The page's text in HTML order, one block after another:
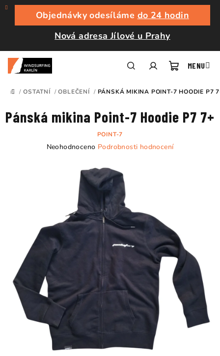
Přejít
obsah
Objednávky odesíláme do 24 hodin
Nová adresa Jílové u Prahy
košík
DOMŮ
/ OSTATNÍ / OBLEČENÍ / PÁNSKÁ MIKINA POINT-7 HOODIE P7
Pánská mikina Point-7 Hoodie P7 7+
POINT-7
Průměrné
hvězdiček.
Neohodnoceno Podrobnosti hodnocení